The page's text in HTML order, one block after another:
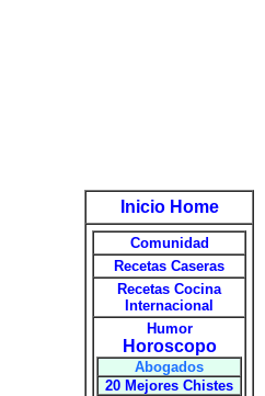
Inicio Home
Comunidad
Recetas Caseras
Recetas Cocina
Internacional
Humor
Horoscopo
Abogados
20 Mejores Chistes